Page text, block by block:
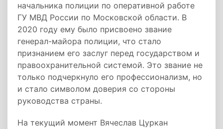
начальника полиции по оперативной работе
ГУ МВД России по Московской области. В
2020 году ему было присвоено звание
генерал-майора полиции, что стало
признанием его заслуг перед государством и
правоохранительной системой. Это звание не
только подчеркнуло его профессионализм, но
и стало символом доверия со стороны
руководства страны.
На текущий момент Вячеслав Цуркан